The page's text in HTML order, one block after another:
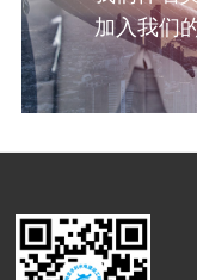
加入我们